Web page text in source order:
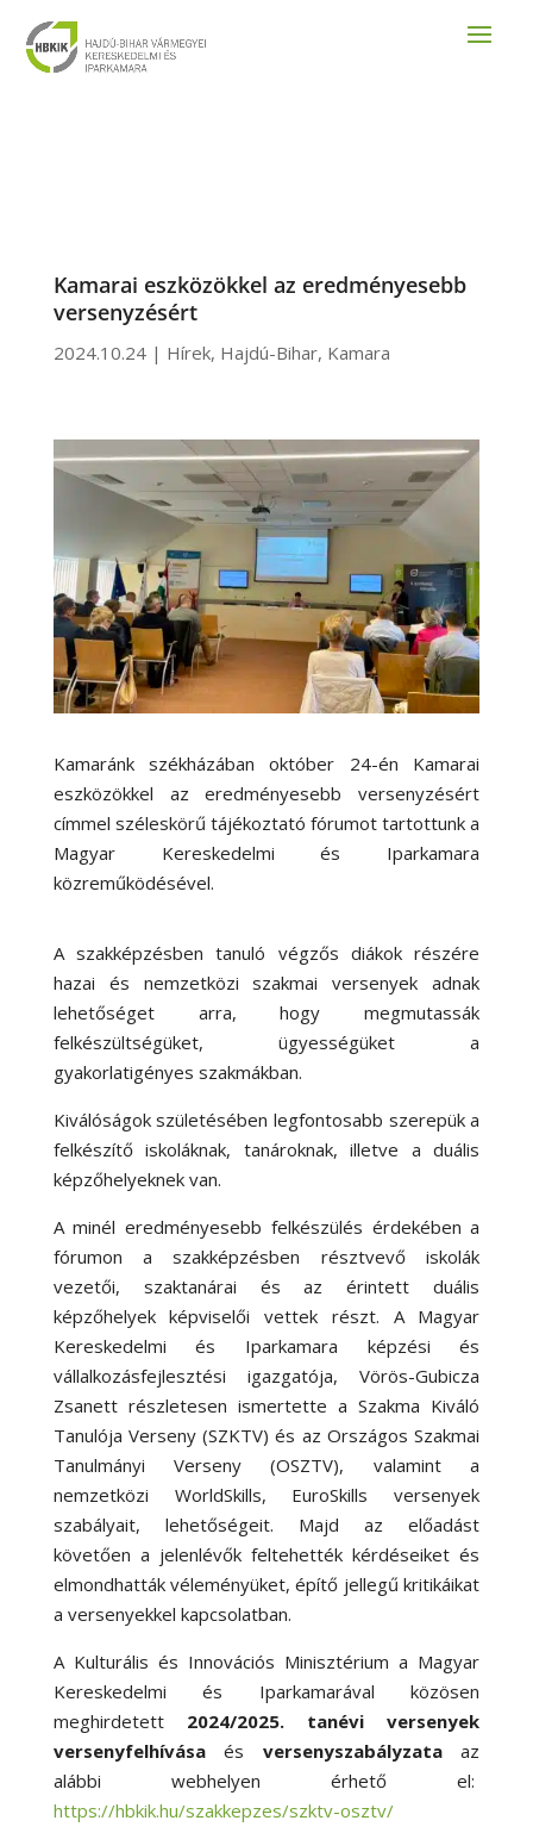
Kamarai eszközökkel az eredményesebb
versenyzésért
2024.10.24| Hírek, Hajdú-Bihar, Kamara
Kamaránk székházában október 24-én Kamarai
eszközökkel az eredményesebb versenyzésért
címmel széleskörű tájékoztató fórumot tartottunk a
Magyar Kereskedelmi és Iparkamara
közreműködésével.
A szakképzésben tanuló végzős diákok részére
hazai és nemzetközi szakmai versenyek adnak
lehetőséget arra, hogy megmutassák
felkészültségüket, ügyességüket a
gyakorlatigényes szakmákban.
Kiválóságok születésében legfontosabb szerepük a
felkészítő iskoláknak, tanároknak, illetve a duális
képzőhelyeknek van.
A minél eredményesebb felkészülés érdekében a
fórumon a szakképzésben résztvevő iskolák
vezetői, szaktanárai és az érintett duális
képzőhelyek képviselői vettek részt. A Magyar
Kereskedelmi és Iparkamara képzési és
vállalkozásfejlesztési igazgatója, Vörös-Gubicza
Zsanett részletesen ismertette a Szakma Kiváló
Tanulója Verseny (SZKTV) és az Országos Szakmai
Tanulmányi Verseny (OSZTV), valamint a
nemzetközi WorldSkills, EuroSkills versenyek
szabályait, lehetőségeit. Majd az előadást
követően a jelenlévők feltehették kérdéseiket és
elmondhatták véleményüket, építő jellegű kritikáikat
a versenyekkel kapcsolatban.
A Kulturális és Innovációs Minisztérium a Magyar
Kereskedelmi és Iparkamarával közösen
meghirdetett 2024/2025. tanévi versenyek
versenyfelhívásaés versenyszabályzataaz
alábbi webhelyen érhető el:
https://hbkik.hu/szakkepzes/szktv-osztv/